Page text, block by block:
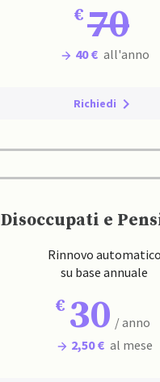
70
40 € all'anno
Richiedi
Disoccupati e
Rinnovo automatico
su base annuale
30 / anno
2,50 € al mese